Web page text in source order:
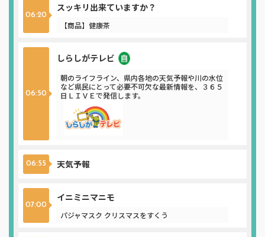
06:20
スッキリ出来ていますか？
【商品】健康茶
06:50
しらしがテレビ
朝のライフライン、県内各地の天気予報や川の水位
など県民にとって必要不可欠な最新情報を、３６５
日ＬＩＶＥで発信します。
06:55 天気予報
07:00
イニミニマニモ
パジャマスク クリスマスをすくう